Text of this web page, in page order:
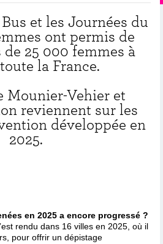
et les Journées du
ont permis de
25 000 femmes à
la France.
Mounier-Vehier et
reviennent sur les
développée en
2025.
en 2025 a encore progressé ?
rendu dans 16 villes en 2025, où il
pour offrir un dépistage